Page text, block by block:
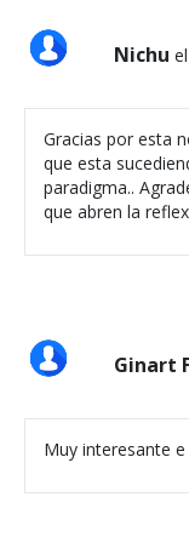
Nichu
Gracias por esta
que esta
paradigma..
que abren la
Ginart
Muy interesante